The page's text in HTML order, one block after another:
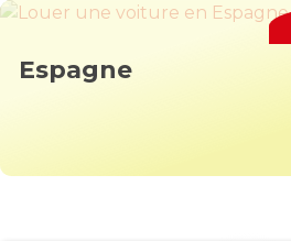
Espagne